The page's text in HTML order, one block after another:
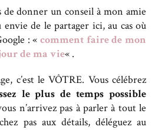
donner un conseil à mon amie
envie de le partager ici, au cas où
: « comment faire de mon
de ma vie« .
c’est le VÔTRE. Vous célébrez
le plus de temps possible
n’arrivez pas à parler à tout le
pas aux détails, déléguez au